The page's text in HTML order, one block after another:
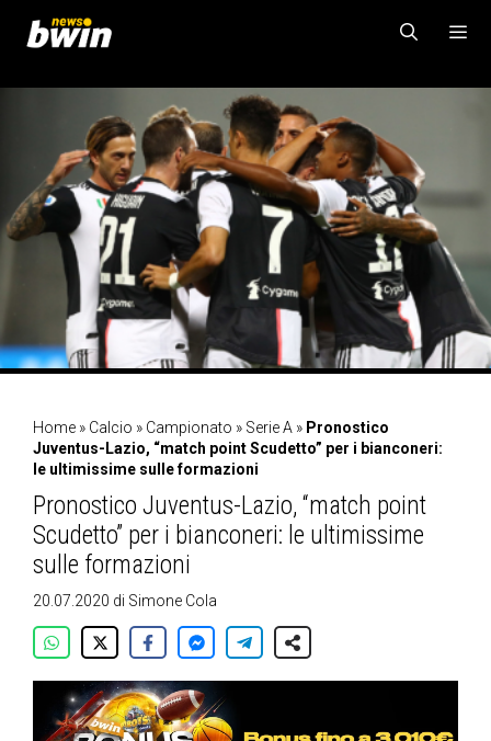
contenuto
Home » Calcio » Campionato » Serie A » Pronostico
Juventus-Lazio, “match point Scudetto” per i bianconeri:
le ultimissime sulle formazioni
Pronostico Juventus-Lazio, “match point
Scudetto” per i bianconeri: le ultimissime
sulle formazioni
20.07.2020 di Simone Cola